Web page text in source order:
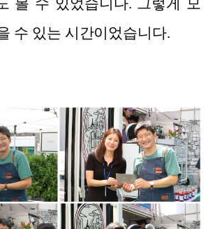
볼 수 있었습니다. 그렇게 모
수 있는 시간이었습니다.